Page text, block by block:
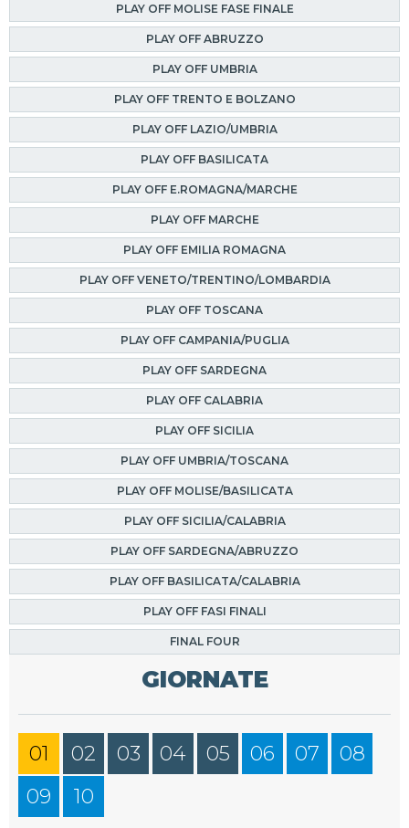
PLAY OFF MOLISE FASE FINALE
PLAY OFF ABRUZZO
PLAY OFF UMBRIA
PLAY OFF TRENTO E BOLZANO
PLAY OFF LAZIO/UMBRIA
PLAY OFF BASILICATA
PLAY OFF E.ROMAGNA/MARCHE
PLAY OFF MARCHE
PLAY OFF EMILIA ROMAGNA
PLAY OFF VENETO/TRENTINO/LOMBARDIA
PLAY OFF TOSCANA
PLAY OFF CAMPANIA/PUGLIA
PLAY OFF SARDEGNA
PLAY OFF CALABRIA
PLAY OFF SICILIA
PLAY OFF UMBRIA/TOSCANA
PLAY OFF MOLISE/BASILICATA
PLAY OFF SICILIA/CALABRIA
PLAY OFF SARDEGNA/ABRUZZO
PLAY OFF BASILICATA/CALABRIA
PLAY OFF FASI FINALI
FINAL FOUR
GIORNATE
01 02 03 04 05 06 07
08
09
10